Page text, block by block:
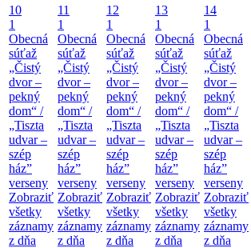
10
1
Obecná
súťaž
„Čistý
dvor –
pekný
dom“ /
„Tiszta
udvar –
szép
ház”
verseny
Zobraziť
všetky
záznamy
z dňa
11
1
Obecná
súťaž
„Čistý
dvor –
pekný
dom“ /
„Tiszta
udvar –
szép
ház”
verseny
Zobraziť
všetky
záznamy
z dňa
12
1
Obecná
súťaž
„Čistý
dvor –
pekný
dom“ /
„Tiszta
udvar –
szép
ház”
verseny
Zobraziť
všetky
záznamy
z dňa
13
1
Obecná
súťaž
„Čistý
dvor –
pekný
dom“ /
„Tiszta
udvar –
szép
ház”
verseny
Zobraziť
všetky
záznamy
z dňa
14
1
Obecná
súťaž
„Čistý
dvor –
pekný
dom“ /
„Tiszta
udvar –
szép
ház”
verseny
Zobraziť
všetky
záznamy
z dňa